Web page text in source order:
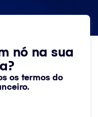
nó na sua
os termos do